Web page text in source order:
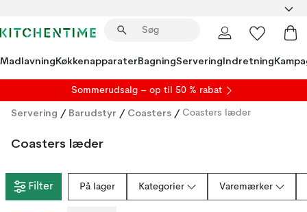
MadlavningKøkkenapparaterBagningServeringIndretning
Sommerudsalg – op til 50 % rabat
Servering / Barudstyr / Coasters / Coasters læder
Coasters læder
Filter På lager Kategorier Varemærker